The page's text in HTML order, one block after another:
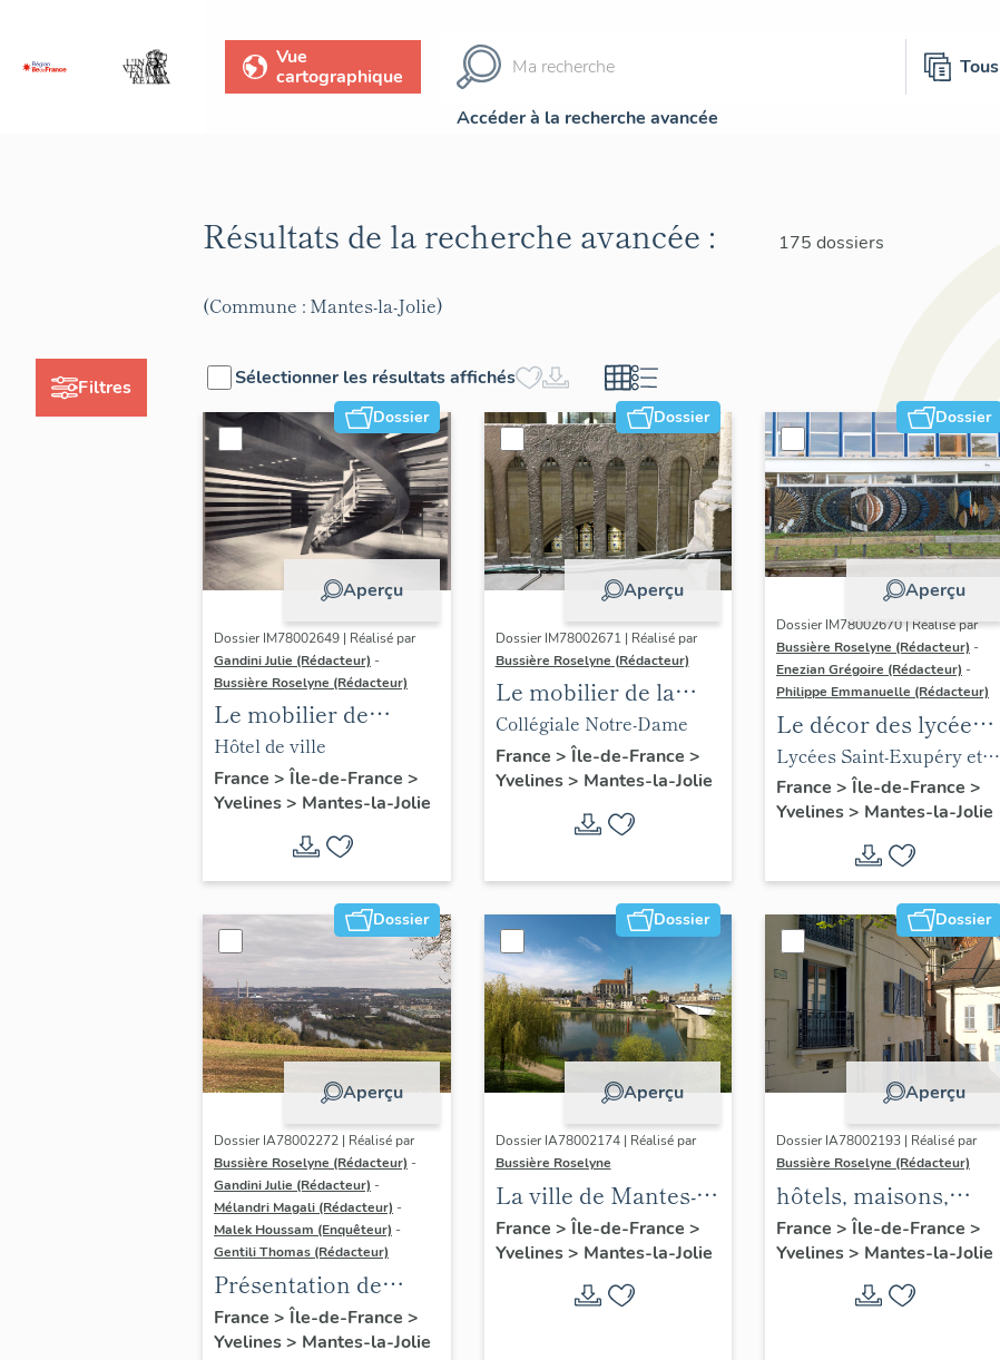
Vue
cartographique
Tous
Accéder à la recherche avancée
Filtres
Résultats de la recherche avancée : 175 dossiers
(Commune : Mantes-la-Jolie)
Sélectionner les résultats affichés
Dossier
Aperçu
Dossier IM78002649 | Réalisé par
Gandini Julie (Rédacteur) -
Bussière Roselyne (Rédacteur)
Le mobilier de
l'hôtel de ville
Hôtel de ville
France > Île-de-France >
Yvelines> Mantes-la-Jolie
Dossier
Aperçu
Dossier IM78002671 | Réalisé par
Bussière Roselyne (Rédacteur)
Le mobilier de la
collégiale
Collégiale Notre-Dame
France > Île-de-France >
Yvelines> Mantes-la-Jolie
Dossier
Aperçu
Dossier IM78002670 | Réalisé par
Bussière Roselyne (Rédacteur) -
Enezian Grégoire (Rédacteur) -
Philippe Emmanuelle (Rédacteur)
Le décor des lycées
de Mantes
Lycées Saint-Exupéry et
Jean Rostand
France > Île-de-France >
Yvelines> Mantes-la-Jolie
Dossier
Aperçu
Dossier IA78002272 | Réalisé par
Bussière Roselyne (Rédacteur) -
Gandini Julie (Rédacteur) -
Mélandri Magali (Rédacteur) -
Malek Houssam (Enquêteur) -
Gentili Thomas (Rédacteur)
Présentation de
l'étude
France > Île-de-France >
Yvelines> Mantes-la-Jolie
Dossier
Aperçu
Dossier IA78002174 | Réalisé par
Bussière Roselyne
La ville de Mantes-la-
Jolie
France > Île-de-France >
Yvelines> Mantes-la-Jolie
Dossier
Aperçu
Dossier IA78002193 | Réalisé par
Bussière Roselyne (Rédacteur)
hôtels, maisons,
immeubles
France > Île-de-France >
Yvelines> Mantes-la-Jolie